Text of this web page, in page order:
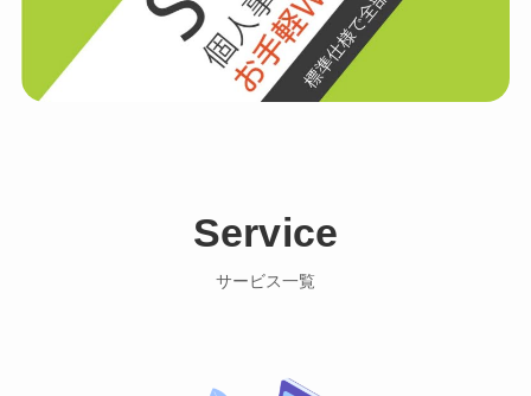
Service
サービス一覧